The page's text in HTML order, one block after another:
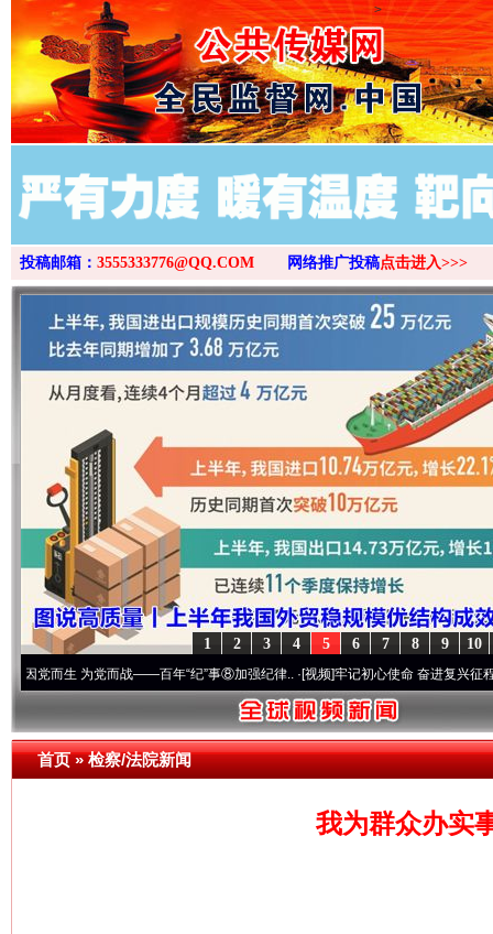
>
投稿邮箱： 3555333776@QQ.COM 网络推广投稿点击进入>>>
10
9
8
7
6
5
4
3
2
1
为党而战——百年“纪”事⑧加强纪律..·[视频]牢记初心使命 奋进复兴征程丨“转折之
首页»检察/法院新闻
我为群众办实